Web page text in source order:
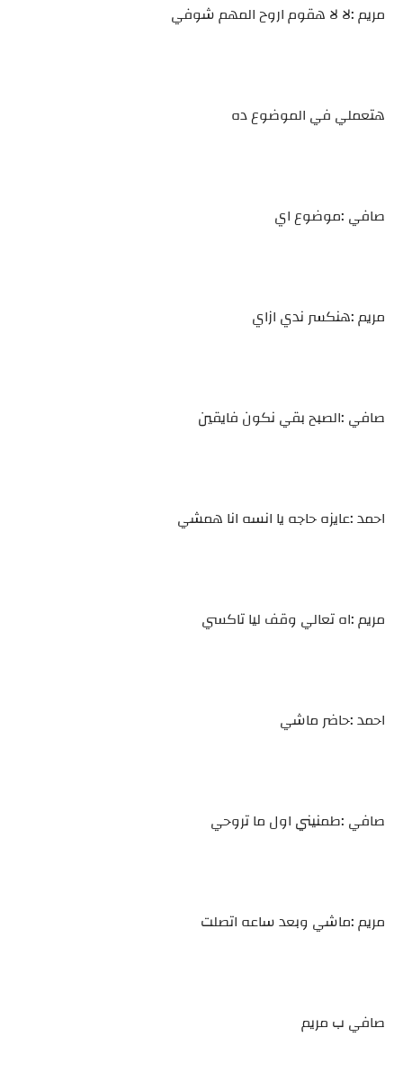
مريم :لا لا هقوم اروح المهم شوفي
هتعملي في الموضوع ده
صافي :موضوع اي
مريم :هنكسر ندي ازاي
صافي :الصبح بقي نكون فايقين
احمد :عايزه حاجه يا انسه انا همشي
مريم :اه تعالي وقف ليا تاكسي
احمد :حاضر ماشي
صافي :طمنيني اول ما تروحي
مريم :ماشي وبعد ساعه اتصلت
صافي ب مريم